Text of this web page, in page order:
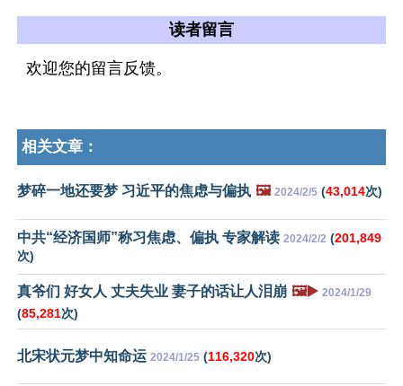
读者留言
欢迎您的留言反馈。
相关文章：
梦碎一地还要梦 习近平的焦虑与偏执 🖼️ 2024/2/5 (43,014次)
中共“经济国师”称习焦虑、偏执 专家解读 2024/2/2 (201,849
次)
真爷们 好女人 丈夫失业 妻子的话让人泪崩 🖼️▶️ 2024/1/29
(85,281次)
北宋状元梦中知命运 2024/1/25 (116,320次)